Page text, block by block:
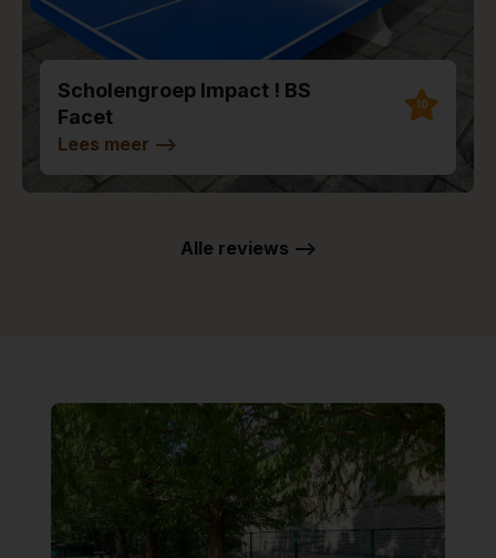
Scholengroep Impact ! BS
Facet
10
Lees meer -->
Alle reviews -->